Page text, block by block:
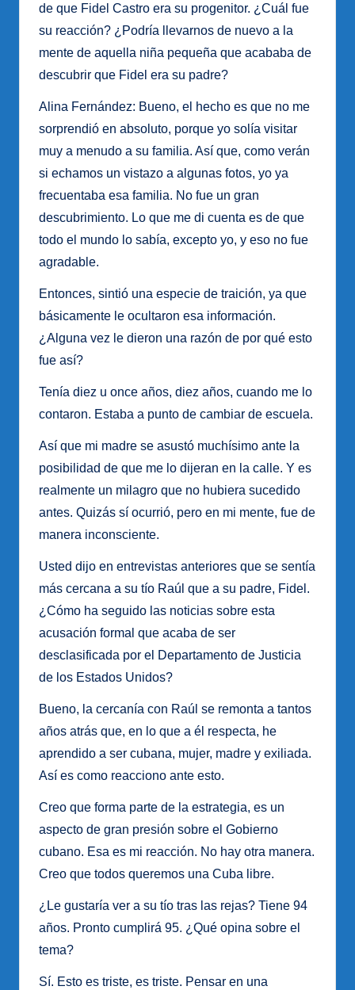
de que Fidel Castro era su progenitor. ¿Cuál fue
su reacción? ¿Podría llevarnos de nuevo a la
mente de aquella niña pequeña que acababa de
descubrir que Fidel era su padre?
Alina Fernández: Bueno, el hecho es que no me
sorprendió en absoluto, porque yo solía visitar
muy a menudo a su familia. Así que, como verán
si echamos un vistazo a algunas fotos, yo ya
frecuentaba esa familia. No fue un gran
descubrimiento. Lo que me di cuenta es de que
todo el mundo lo sabía, excepto yo, y eso no fue
agradable.
Entonces, sintió una especie de traición, ya que
básicamente le ocultaron esa información.
¿Alguna vez le dieron una razón de por qué esto
fue así?
Tenía diez u once años, diez años, cuando me lo
contaron. Estaba a punto de cambiar de escuela.
Así que mi madre se asustó muchísimo ante la
posibilidad de que me lo dijeran en la calle. Y es
realmente un milagro que no hubiera sucedido
antes. Quizás sí ocurrió, pero en mi mente, fue de
manera inconsciente.
Usted dijo en entrevistas anteriores que se sentía
más cercana a su tío Raúl que a su padre, Fidel.
¿Cómo ha seguido las noticias sobre esta
acusación formal que acaba de ser
desclasificada por el Departamento de Justicia
de los Estados Unidos?
Bueno, la cercanía con Raúl se remonta a tantos
años atrás que, en lo que a él respecta, he
aprendido a ser cubana, mujer, madre y exiliada.
Así es como reacciono ante esto.
Creo que forma parte de la estrategia, es un
aspecto de gran presión sobre el Gobierno
cubano. Esa es mi reacción. No hay otra manera.
Creo que todos queremos una Cuba libre.
¿Le gustaría ver a su tío tras las rejas? Tiene 94
años. Pronto cumplirá 95. ¿Qué opina sobre el
tema?
Sí. Esto es triste, es triste. Pensar en una